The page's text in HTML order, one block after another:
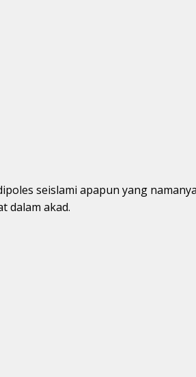
seislami apapun yang namanya
dalam akad.